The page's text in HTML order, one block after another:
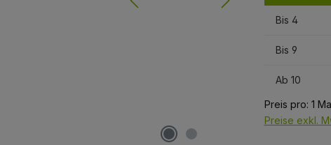
Bis 4
Bis 9
Ab 10
Preis pro: 1
Preise exkl.